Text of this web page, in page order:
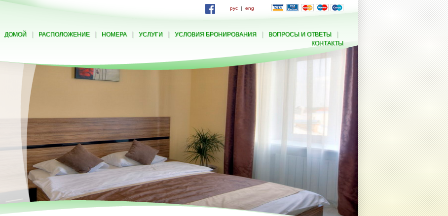
рус | eng
ДОМОЙ | РАСПОЛОЖЕНИЕ | НОМЕРА | УСЛУГИ | УСЛОВИЯ БРОНИРОВАНИЯ | ВОПРОСЫ И ОТВЕТЫ |
КОНТАКТЫ